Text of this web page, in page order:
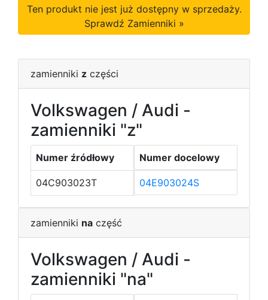
Ten produkt nie jest już dostępny w sprzedaży.
Sprawdź Zamienniki »
zamienniki z części
Volkswagen / Audi -
zamienniki "z"
Numer źródłowy Numer docelowy
04C903023T 04E903024S
zamienniki na część
Volkswagen / Audi -
zamienniki "na"